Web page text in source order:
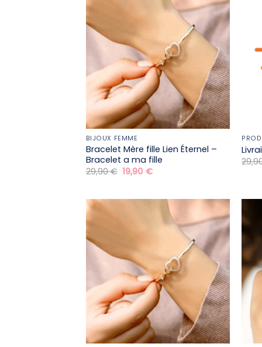
BIJOUX FEMME
Bracelet Mère fille​ Lien Éternel –
Bracelet a ma fille
29,90€ Le
prix
19,90 €Le
19,90 €.